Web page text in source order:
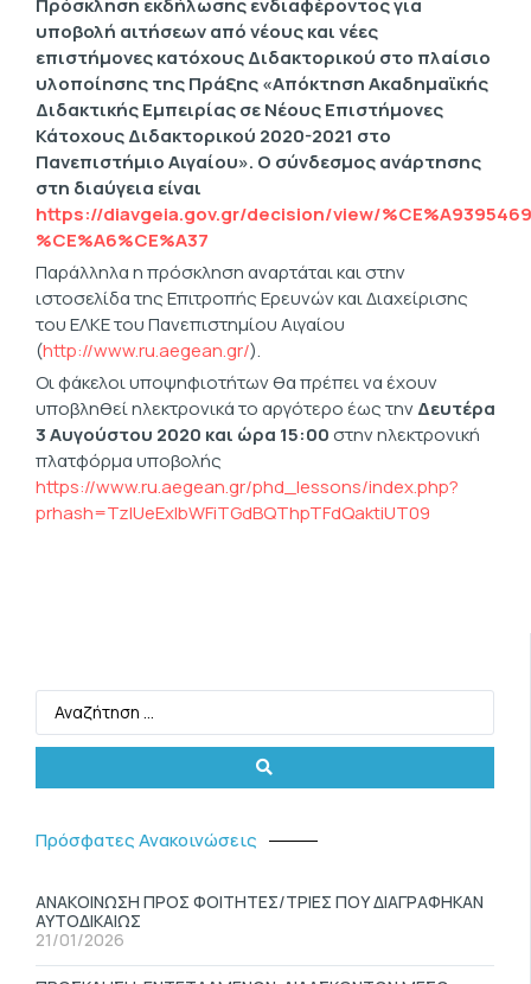
Πρόσφατες Ανακοινώσεις
ΑΝΑΚΟΙΝΩΣΗ ΠΡΟΣ ΦΟΙΤΗΤΕΣ/ΤΡΙΕΣ ΠΟΥ ΔΙΑΓΡΑΦΗΚΑΝ
ΑΥΤΟΔΙΚΑΙΩΣ
21/01/2026
Πρόσκληση εκδήλωσης ενδιαφέροντος για
υποβολή αιτήσεων από νέους και νέες
επιστήμονες κατόχους Διδακτορικού στο πλαίσιο
υλοποίησης της Πράξης «Απόκτηση Ακαδημαϊκής
Διδακτικής Εμπειρίας σε Νέους Επιστήμονες
Κάτοχους Διδακτορικού 2020-2021 στο
Πανεπιστήμιο Αιγαίου». Ο σύνδεσμος ανάρτησης
στη διαύγεια είναι
https://diavgeia.gov.gr/decision/view/
%CE%A6%CE%A37
Παράλληλα η πρόσκληση αναρτάται και στην
ιστοσελίδα της Επιτροπής Ερευνών και Διαχείρισης
του ΕΛΚΕ του Πανεπιστημίου Αιγαίου
(http://www.ru.aegean.gr/).
Οι φάκελοι υποψηφιοτήτων θα πρέπει να έχουν
υποβληθεί ηλεκτρονικά το αργότερο έως τηνΔευτέρα
3 Αυγούστου 2020 και ώρα 15:00στην ηλεκτρονική
πλατφόρμα υποβολής
https://www.ru.aegean.gr/phd_lessons/index.php?
prhash=TzlUeExIbWFiTGdBQThpTFdQaktiUT09